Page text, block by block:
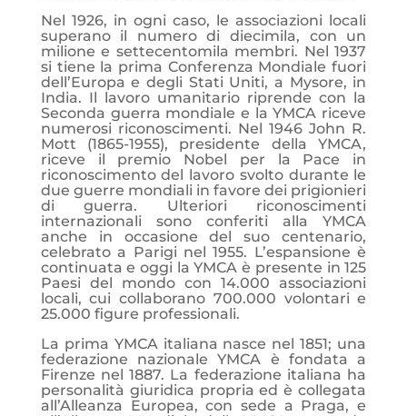
Nel 1926, in ogni caso, le associazioni locali
superano il numero di diecimila, con un
milione e settecentomila membri. Nel 1937
si tiene la prima Conferenza Mondiale fuori
dell’Europa e degli Stati Uniti, a Mysore, in
India. Il lavoro umanitario riprende con la
Seconda guerra mondiale e la YMCA riceve
numerosi riconoscimenti. Nel 1946 John R.
Mott (1865-1955), presidente della YMCA,
riceve il premio Nobel per la Pace in
riconoscimento del lavoro svolto durante le
due guerre mondiali in favore dei prigionieri
di guerra. Ulteriori riconoscimenti
internazionali sono conferiti alla YMCA
anche in occasione del suo centenario,
celebrato a Parigi nel 1955. L’espansione è
continuata e oggi la YMCA è presente in 125
Paesi del mondo con 14.000 associazioni
locali, cui collaborano 700.000 volontari e
25.000 figure professionali.
La prima YMCA italiana nasce nel 1851; una
federazione nazionale YMCA è fondata a
Firenze nel 1887. La federazione italiana ha
personalità giuridica propria ed è collegata
all’Alleanza Europea, con sede a Praga, e